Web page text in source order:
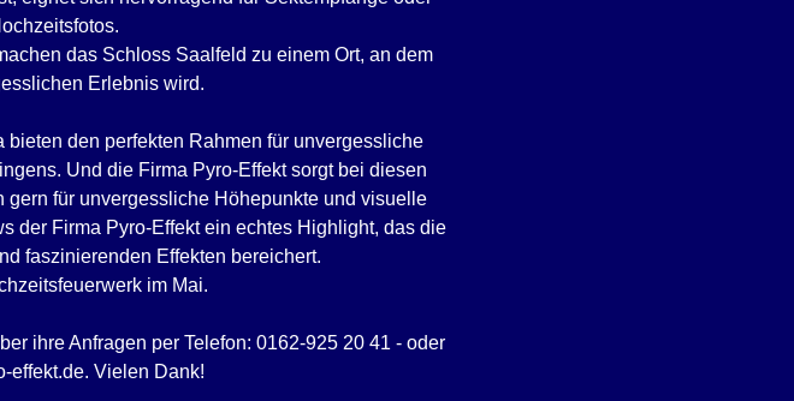
das Schloss Saalfeld zu einem Ort, an dem
Erlebnis wird.
den perfekten Rahmen für unvergessliche
Und die Firma Pyro-Effekt sorgt bei diesen
für unvergessliche Höhepunkte und visuelle
der Firma Pyro-Effekt ein echtes Highlight, das die
faszinierenden Effekten bereichert.
im Mai.
ihre Anfragen per Telefon: 0162-925 20 41 - oder
effekt.de. Vielen Dank!